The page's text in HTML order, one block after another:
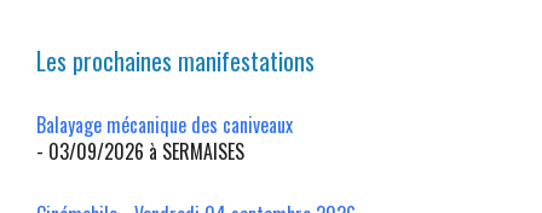
Les prochaines manifestations
Balayage mécanique des caniveaux
- 03/09/2026 à SERMAISES